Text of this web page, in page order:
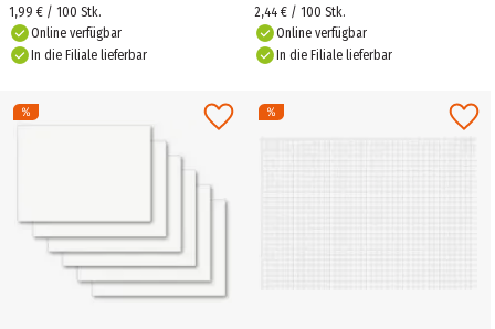
1,99 € / 100 Stk.
Online verfügbar
In die Filiale lieferbar
2,44 € / 100 Stk.
Online verfügbar
In die Filiale lieferbar